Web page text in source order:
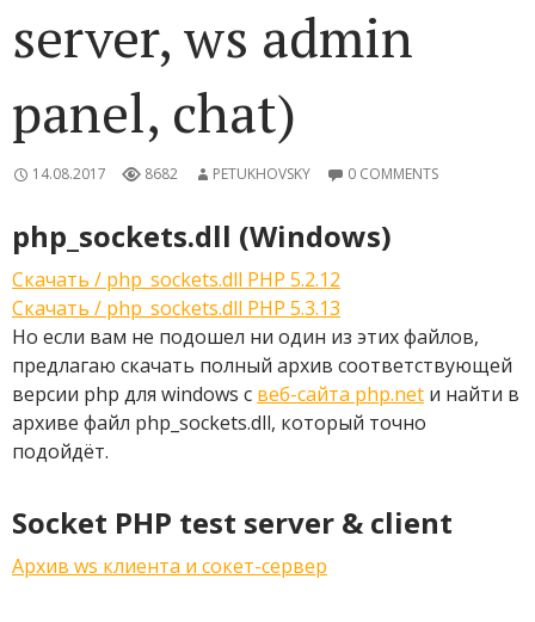
server, ws admin
panel, chat)
14.08.2017 8682 PETUKHOVSKY 0 COMMENTS
php_sockets.dll (Windows)
Скачать / php_sockets.dll PHP 5.2.12
Скачать / php_sockets.dll PHP 5.3.13
Но если вам не подошел ни один из этих файлов,
предлагаю скачать полный архив соответствующей
версии php для windows с веб-сайта php.net и найти в
архиве файл php_sockets.dll, который точно
подойдёт.
Socket PHP test server & client
Архив ws клиента и сокет-сервер